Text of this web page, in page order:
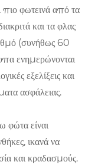
πιο φωτεινά από τα
και τα φλας
(συνήθως 60
ενημερώνονται
εξελίξεις και
ασφάλειας.
φώτα είναι
ικανά να
και κραδασμούς.